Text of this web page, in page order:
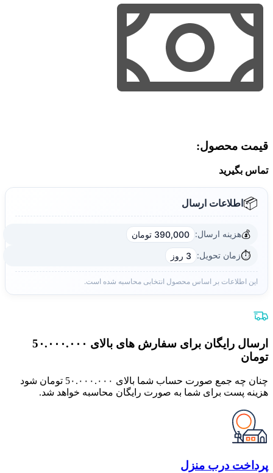
قیمت محصول:​
تماس بگیرید
📦اطلاعات ارسال
💰هزینه ارسال: 390,000 تومان
⏱️زمان تحویل: 3 روز
این اطلاعات بر اساس محصول انتخابی محاسبه شده است.
ارسال رایگان برای سفارش های بالای 5٠.٠٠٠.٠٠٠
تومان
چنان چه جمع صورت حساب شما بالای 5٠.٠٠٠.٠٠٠ تومان شود
هزینه پست برای شما به صورت رایگان محاسبه خواهد شد.
پرداخت درب منزل